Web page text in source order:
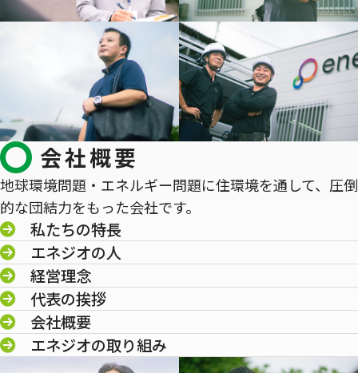
会社概要
地球環境問題・エネルギー問題に住環境を通して、圧倒
的な団結力をもった会社です。
私たちの特長
エネジオの人
経営理念
代表の挨拶
会社概要
エネジオの取り組み